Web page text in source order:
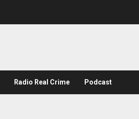
Radio Real Crime Podcast